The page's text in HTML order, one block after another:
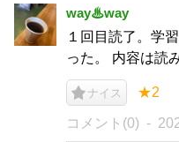
way♨way
１回目読了。学
った。 内容は読
ナイス ★2
コメント(0)